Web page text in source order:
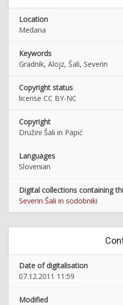
Location
Medana
Keywords
Gradnik, Alojz, Šali, Severin
Copyright status
license CC BY-NC
Copyright
Družini Šali in Papić
Languages
Slovenian
Digital collections containing
Severin Šali in sodobniki
Date of digitalisation
07.12.2011 11:59
Modified